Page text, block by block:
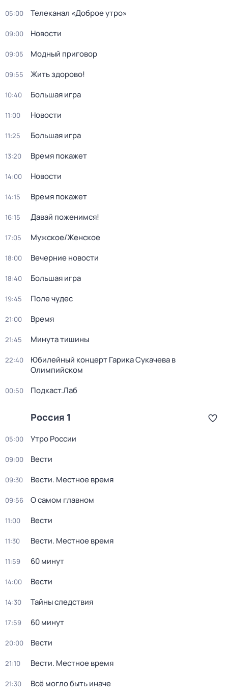
05:00 Телеканал «Доброе утро»
09:00 Новости
09:05 Модный приговор
09:55 Жить здорово!
10:40 Большая игра
11:00 Новости
11:25 Большая игра
13:20 Время покажет
14:00 Новости
14:15 Время покажет
16:15 Давай поженимся!
17:05 Мужское/Женское
18:00 Вечерние новости
18:40 Большая игра
19:45 Поле чудес
21:00 Время
21:45 Минута тишины
22:40
Юбилейный концерт Гарика Сукачева в
Олимпийском
00:50 Подкаст.Лаб
Россия 1
05:00 Утро России
09:00 Вести
09:30 Вести. Местное время
09:56 О самом главном
11:00 Вести
11:30 Вести. Местное время
11:59 60 минут
14:00 Вести
14:30 Тайны следствия
17:59 60 минут
20:00 Вести
21:10 Вести. Местное время
21:30 Всё могло быть иначе